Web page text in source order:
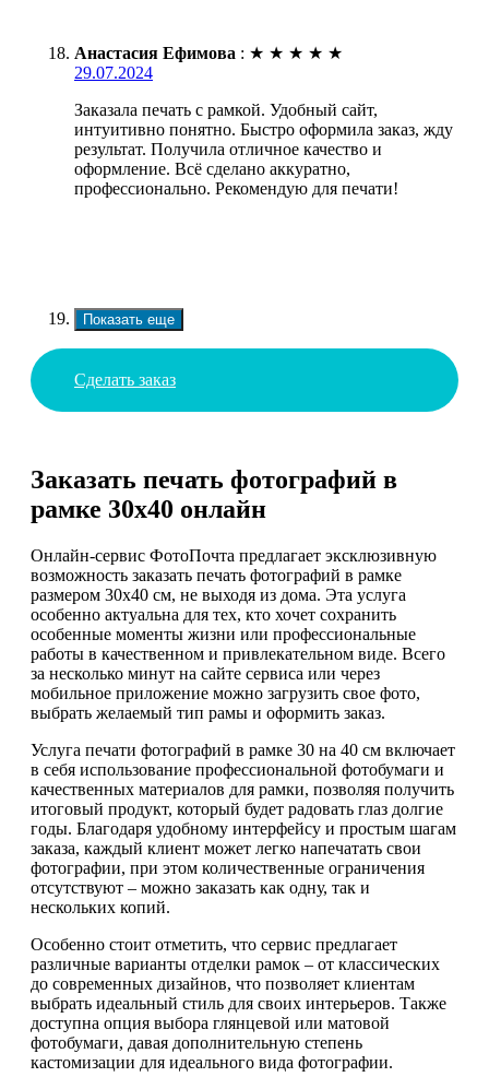
Анастасия Ефимова : ★ ★ ★ ★ ★
29.07.2024
Заказала печать с рамкой. Удобный сайт,
интуитивно понятно. Быстро оформила заказ, жду
результат. Получила отличное качество и
оформление. Всё сделано аккуратно,
профессионально. Рекомендую для печати!
Показать еще
Сделать заказ
Заказать печать фотографий в
рамке 30х40 онлайн
Онлайн-сервис ФотоПочта предлагает эксклюзивную
возможность заказать печать фотографий в рамке
размером 30х40 см, не выходя из дома. Эта услуга
особенно актуальна для тех, кто хочет сохранить
особенные моменты жизни или профессиональные
работы в качественном и привлекательном виде. Всего
за несколько минут на сайте сервиса или через
мобильное приложение можно загрузить свое фото,
выбрать желаемый тип рамы и оформить заказ.
Услуга печати фотографий в рамке 30 на 40 см включает
в себя использование профессиональной фотобумаги и
качественных материалов для рамки, позволяя получить
итоговый продукт, который будет радовать глаз долгие
годы. Благодаря удобному интерфейсу и простым шагам
заказа, каждый клиент может легко напечатать свои
фотографии, при этом количественные ограничения
отсутствуют – можно заказать как одну, так и
нескольких копий.
Особенно стоит отметить, что сервис предлагает
различные варианты отделки рамок – от классических
до современных дизайнов, что позволяет клиентам
выбрать идеальный стиль для своих интерьеров. Также
доступна опция выбора глянцевой или матовой
фотобумаги, давая дополнительную степень
кастомизации для идеального вида фотографии.